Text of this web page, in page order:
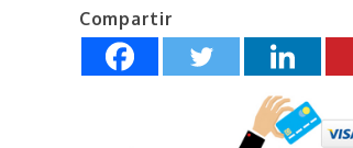
Compartir